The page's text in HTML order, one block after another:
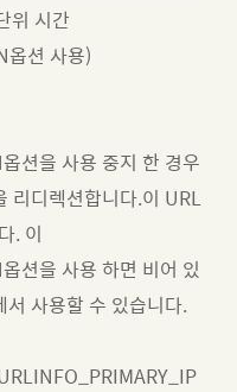
위 시간
션 사용)
션을 사용 중지 한 경우
리디렉션합니다.이 URL
. 이
션을 사용 하면 비어 있
사용할 수 있습니다.